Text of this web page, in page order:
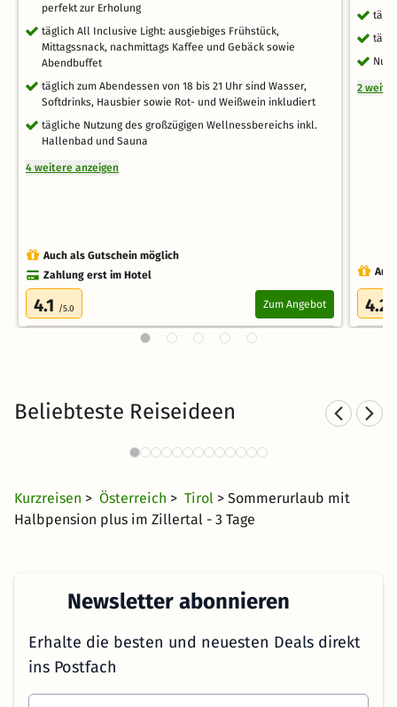
perfekt zur Erholung
täglich All Inclusive Light: ausgiebiges Frühstück,
Mittagssnack, nachmittags Kaffee und Gebäck sowie
Abendbuffet
täglich zum Abendessen von 18 bis 21 Uhr sind Wasser,
Softdrinks, Hausbier sowie Rot- und Weißwein inkludiert
tägliche Nutzung des großzügigen Wellnessbereichs inkl.
Hallenbad und Sauna
4 weitere anzeigen
Auch als Gutschein möglich
Zahlung erst im Hotel
4.1 /5.0 Zum Angebot
2
4.2
Beliebteste Reiseideen
Sporthotels im Zillertal
274 Angebote
Kurzreisen > Österreich > Tirol > Sommerurlaub mit
Halbpension plus im Zillertal - 3 Tage
Newsletter abonnieren
Erhalte die besten und neuesten Deals direkt
ins Postfach